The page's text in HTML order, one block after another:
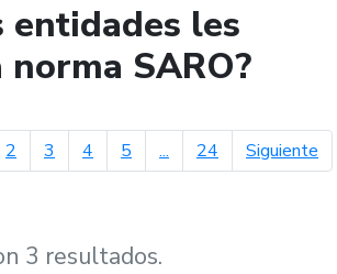
entidades les
SARO?
2 3 4 5 ... 24 Siguiente
3 resultados.